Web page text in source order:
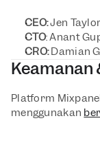
CEO: Jen
CTO: Anant
CRO: Damian
Keamanan
Platform
menggunakan